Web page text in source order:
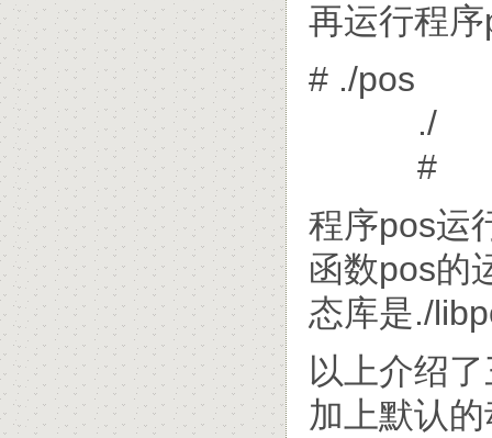
再运行程
# ./pos
./
#
程序pos运
函数pos的
态库是./
以上介绍
加上默认